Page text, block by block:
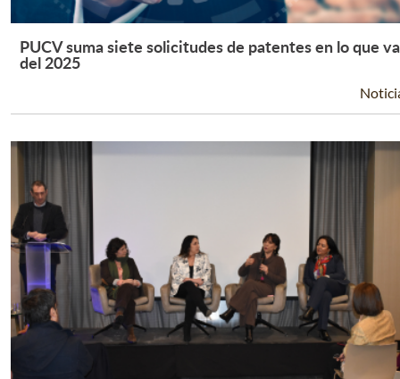
Leer Más +
PUCV suma siete solicitudes de patentes en lo que va
del 2025